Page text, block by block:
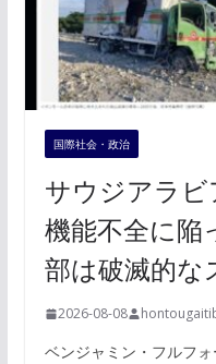
国際社会・政治
サウジアラビ
機能不全に陥
部は破滅的な
2026-08-08
ベンジャミン・フルフ